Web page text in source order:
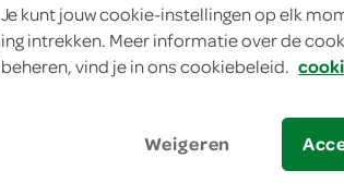
tosti saus met een volle en
een echt genietmoment
dé saus voor bij je tosti!
natuurlijk ook lekker bij andere
kunt jouw cookie-instellingen op elk
intrekken. Meer informatie over de
vind je in ons cookiebeleid.
Weigeren